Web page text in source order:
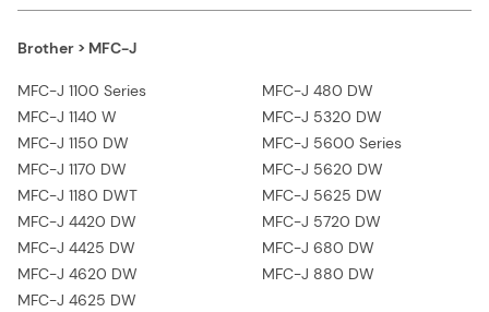
Brother > MFC-J
MFC-J 1100 Series
MFC-J 1140 W
MFC-J 1150 DW
MFC-J 1170 DW
MFC-J 1180 DWT
MFC-J 4420 DW
MFC-J 4425 DW
MFC-J 4620 DW
MFC-J 4625 DW
MFC-J 480 DW
MFC-J 5320 DW
MFC-J 5600 Series
MFC-J 5620 DW
MFC-J 5625 DW
MFC-J 5720 DW
MFC-J 680 DW
MFC-J 880 DW